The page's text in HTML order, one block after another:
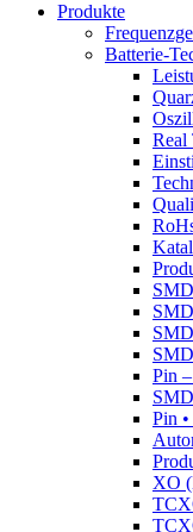
Produkte
Batterie-
Real
Pin
Pin
XO